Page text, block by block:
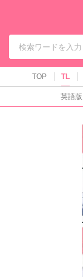
TOP TL
英語版